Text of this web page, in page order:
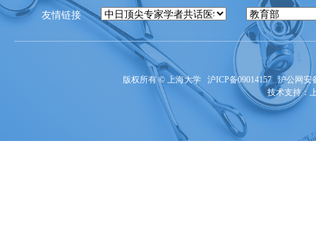
友情链接
版权所有 © 上海大学 沪ICP备09014157 沪公网安
技术支持：